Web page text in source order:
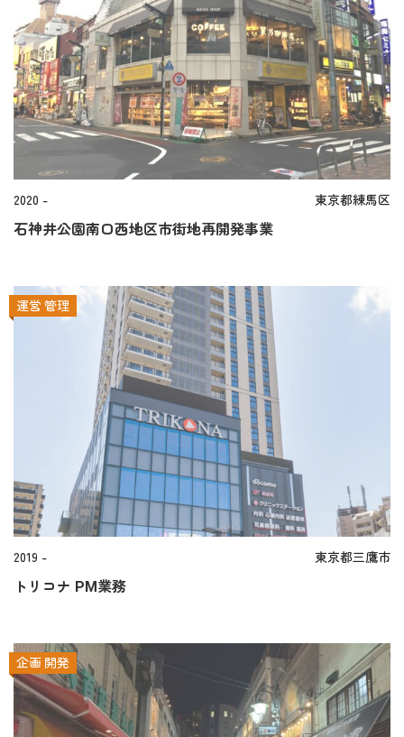
2020 - 東京都練馬区
石神井公園南口西地区市街地再開発事業
運営 管理
2019 - 東京都三鷹市
トリコナ PM業務
企画 開発